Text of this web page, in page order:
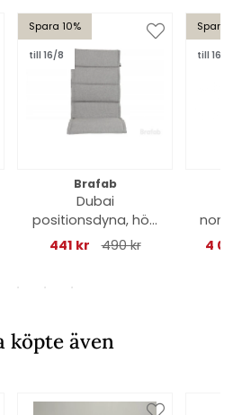
Spara 10%
till 16/8
Brafab
Dubai
positionsdyna, hög
- ljusgrå
441 kr 490 kr
Spara
till 16/8
4
köpte även